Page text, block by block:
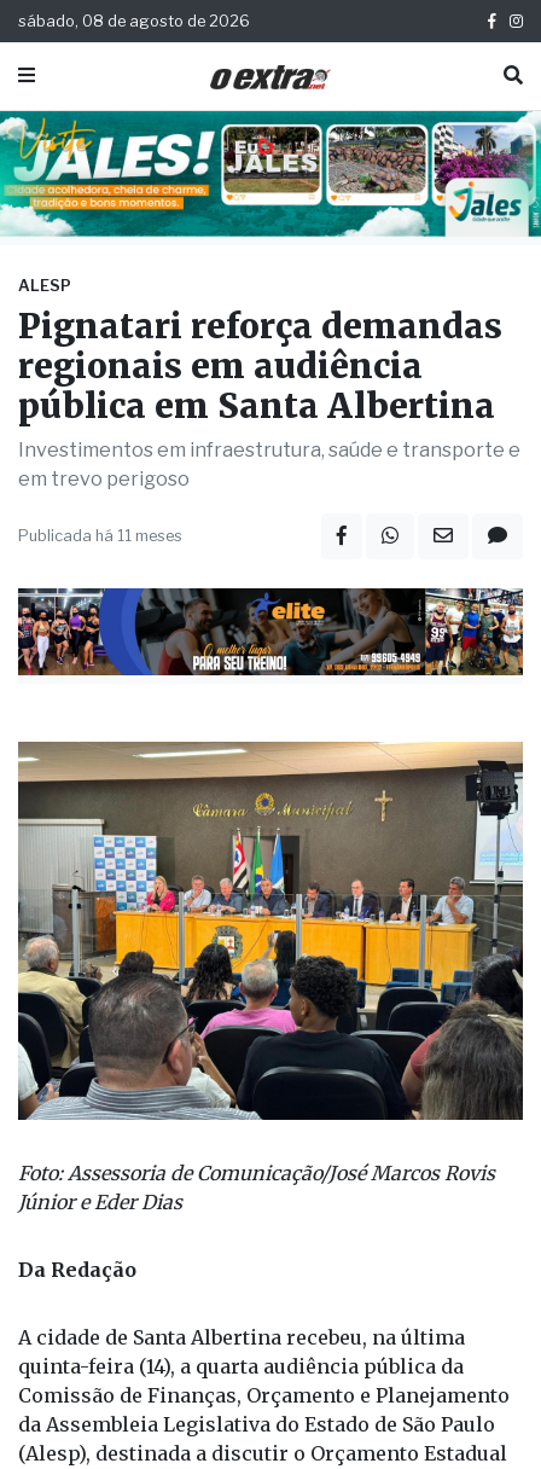
sábado, 08 de agosto de 2026
ALESP
Pignatari reforça demandas
regionais em audiência
pública em Santa Albertina
Investimentos em infraestrutura, saúde e transporte e
em trevo perigoso
Publicada há 11 meses
Foto: Assessoria de Comunicação/José Marcos Rovis
Júnior e Eder Dias
Da Redação
A cidade de Santa Albertina recebeu, na última
quinta-feira (14), a quarta audiência pública da
Comissão de Finanças, Orçamento e Planejamento
da Assembleia Legislativa do Estado de São Paulo
(Alesp), destinada a discutir o Orçamento Estadual